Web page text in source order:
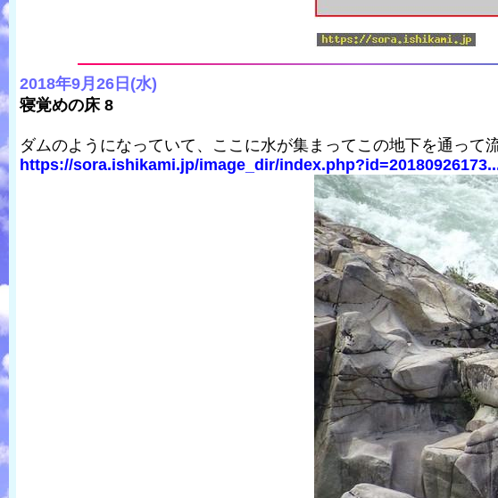
2018年9月26日(水)
寝覚めの床 8
ダムのようになっていて、ここに水が集まってこの地下を通って
https://sora.ishikami.jp/image_dir/